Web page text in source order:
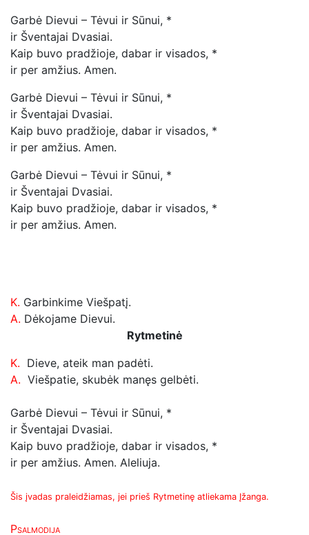
Garbė Dievui – Tėvui ir Sūnui, *
ir Šventajai Dvasiai.
Kaip buvo pradžioje, dabar ir visados, *
ir per amžius. Amen.
Garbė Dievui – Tėvui ir Sūnui, *
ir Šventajai Dvasiai.
Kaip buvo pradžioje, dabar ir visados, *
ir per amžius. Amen.
Garbė Dievui – Tėvui ir Sūnui, *
ir Šventajai Dvasiai.
Kaip buvo pradžioje, dabar ir visados, *
ir per amžius. Amen.
K. Garbinkime Viešpatį.
A. Dėkojame Dievui.
Rytmetinė
K. Dieve, ateik man padėti.
A. Viešpatie, skubėk manęs gelbėti.
Garbė Dievui – Tėvui ir Sūnui, *
ir Šventajai Dvasiai.
Kaip buvo pradžioje, dabar ir visados, *
ir per amžius. Amen. Aleliuja.
Šis įvadas praleidžiamas, jei prieš Rytmetinę atliekama Įžanga.
Psalmodija